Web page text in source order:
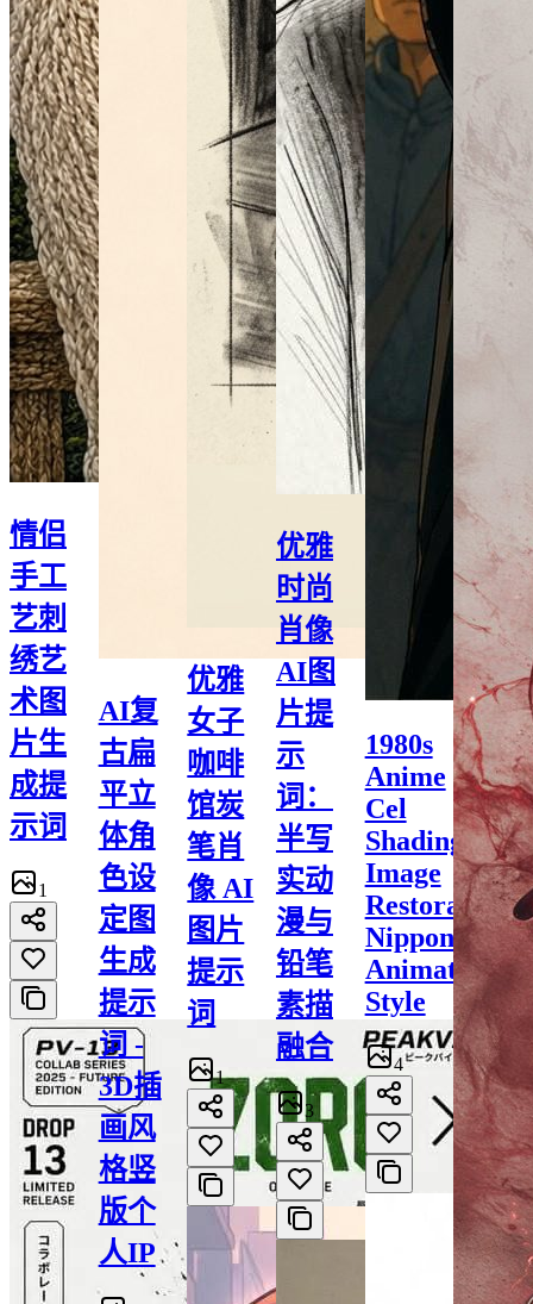
情侣
手工
艺刺
绣艺
术图
片生
成提
示词
1
AI复
古扁
平立
体角
色设
定图
生成
提示
词 -
3D插
画风
格竖
版个
人IP
优雅
女子
咖啡
馆炭
笔肖
像 AI
图片
提示
词
1
优雅
时尚
肖像
AI图
片提
示
词：
半写
实动
漫与
铅笔
素描
融合
3
1980s
Anime
Cel
Shading
Image
Restoration:
Nippon
Animation
Style
4